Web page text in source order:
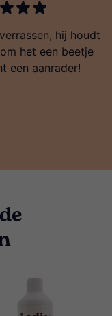
hij houdt
het een beetje
een aanrader!